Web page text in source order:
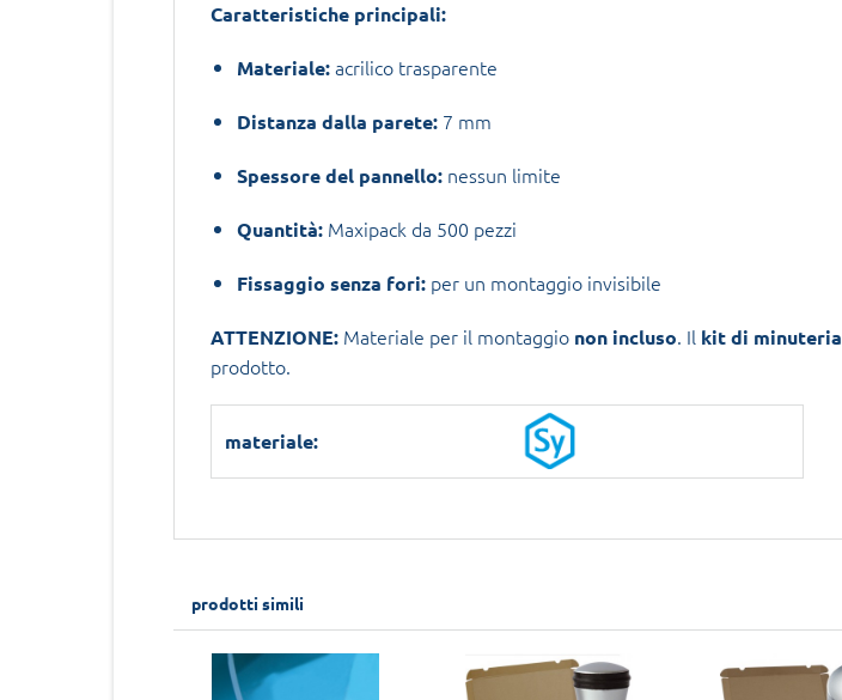
Caratteristiche principali:
Materiale:acrilico trasparente
Distanza dalla parete:7 mm
Spessore del pannello:nessun limite
Quantità:Maxipack da 500 pezzi
Fissaggio senza fori:per un montaggio invisibile
ATTENZIONE:Materiale per il montaggio non incluso. Il kit di minuteria
prodotto.
materiale:
prodotti simili